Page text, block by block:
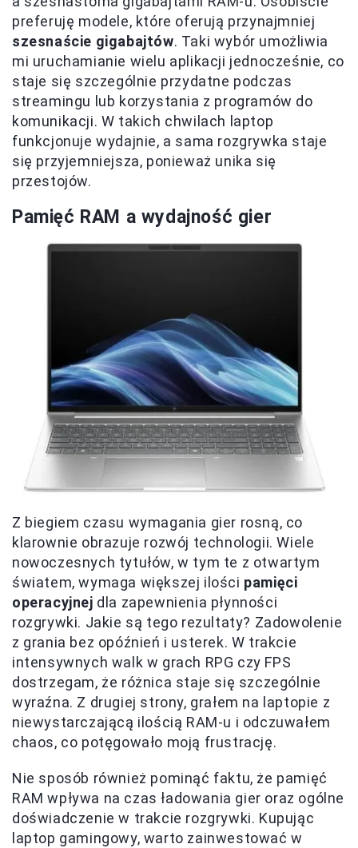
preferuję modele, które oferują przynajmniej
szesnaście gigabajtów. Taki wybór umożliwia
mi uruchamianie wielu aplikacji jednocześnie, co
staje się szczególnie przydatne podczas
streamingu lub korzystania z programów do
komunikacji. W takich chwilach laptop
funkcjonuje wydajnie, a sama rozgrywka staje
się przyjemniejsza, ponieważ unika się
przestojów.
Pamięć RAM a wydajność gier
Z biegiem czasu wymagania gier rosną, co
klarownie obrazuje rozwój technologii. Wiele
nowoczesnych tytułów, w tym te z otwartym
światem, wymaga większej ilości pamięci
operacyjnej dla zapewnienia płynności
rozgrywki. Jakie są tego rezultaty? Zadowolenie
z grania bez opóźnień i usterek. W trakcie
intensywnych walk w grach RPG czy FPS
dostrzegam, że różnica staje się szczególnie
wyraźna. Z drugiej strony, grałem na laptopie z
niewystarczającą ilością RAM-u i odczuwałem
chaos, co potęgowało moją frustrację.
Nie sposób również pominąć faktu, że pamięć
RAM wpływa na czas ładowania gier oraz ogólne
doświadczenie w trakcie rozgrywki. Kupując
laptop gamingowy, warto zainwestować w